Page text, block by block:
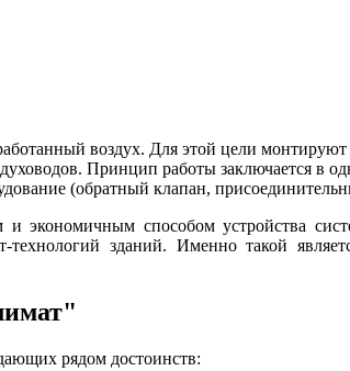
воздух. Для этой цели монтируют
Принцип работы заключается в
(обратный клапан,
и экономичным способом устройства
технологий зданий. Именно такой
рядом достоинств: